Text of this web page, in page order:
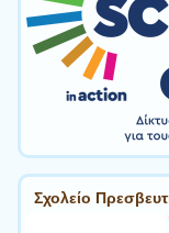
Σχολείο